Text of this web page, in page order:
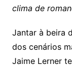
clima de
Jantar à beira
dos cenários
Jaime Lerner